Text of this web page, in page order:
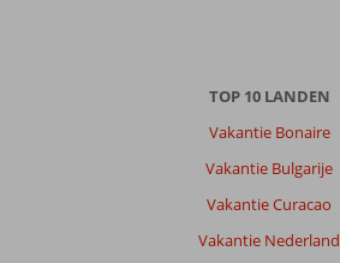
TOP 10 LANDEN
Vakantie Bonaire
Vakantie Bulgarije
Vakantie Curacao
Vakantie Nederland